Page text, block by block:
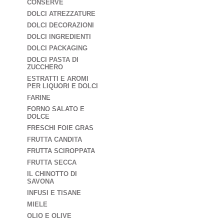
CONSERVE
DOLCI ATREZZATURE
DOLCI DECORAZIONI
DOLCI INGREDIENTI
DOLCI PACKAGING
DOLCI PASTA DI
ZUCCHERO
ESTRATTI E AROMI
PER LIQUORI E DOLCI
FARINE
FORNO SALATO E
DOLCE
FRESCHI FOIE GRAS
FRUTTA CANDITA
FRUTTA SCIROPPATA
FRUTTA SECCA
IL CHINOTTO DI
SAVONA
INFUSI E TISANE
MIELE
OLIO E OLIVE